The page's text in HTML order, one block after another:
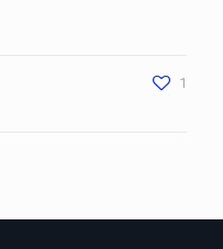
1